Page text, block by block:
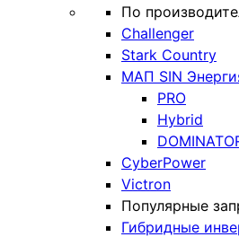
По
Challenger
Stark Country
МАП SIN
PRO
Hybrid
CyberPower
Victron
Популярные
Гибридные